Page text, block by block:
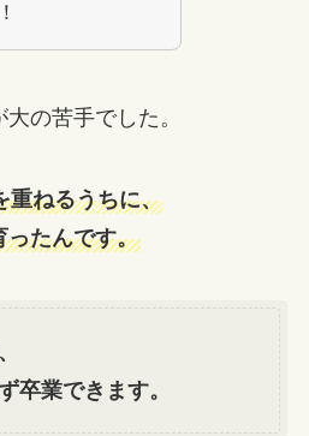
の苦手でした。
重ねるうちに、
ったんです。
卒業できます。